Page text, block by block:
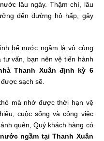
lâu ngày. Thậm chí, lâu
đến đường hô hấp, gây
bể nước ngầm là vô cùng
tư vấn, bạn nên vệ tiến hành
Thanh Xuân định kỳ 6
sạch sẽ.
mà nhớ được thời hạn vệ
cuộc sống và công việc
quên, Quý khách hàng có
ngầm tại Thanh Xuân